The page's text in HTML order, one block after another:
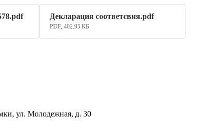
Декларация соответсвия.pdf
PDF, 402.95 КБ
ул. Молодежная, д. 30